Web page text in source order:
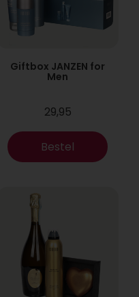
Giftbox JANZEN for
Men
29,95
Bestel